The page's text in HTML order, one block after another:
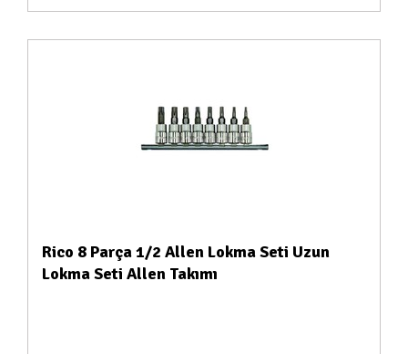
Rico 8 Parça 1/2 Allen Lokma Seti Uzun
Lokma Seti Allen Takımı